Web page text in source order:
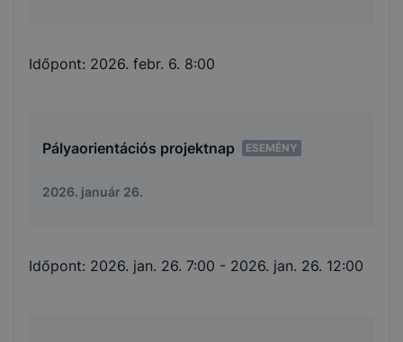
Időpont: 2026. febr. 6. 8:00
Pályaorientációs projektnap ESEMÉNY
2026. január 26.
Időpont: 2026. jan. 26. 7:00 - 2026. jan. 26. 12:00